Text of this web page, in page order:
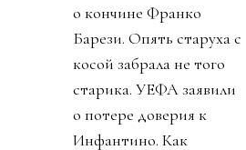
о кончине Франко
Барези. Опять старуха с
косой забрала не того
старика. УЕФА заявили
о потере доверия к
Инфантино. Как